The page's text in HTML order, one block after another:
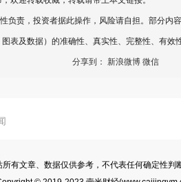
负责，投资者据此操作，风险请自担。部分内
表及数据）的准确性、真实性、完整性、有效
分享到： 新浪微博 微信
有文章、数据仅供参考，不代表任何确定性判